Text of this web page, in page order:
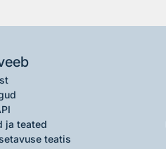
ja teated
teatis